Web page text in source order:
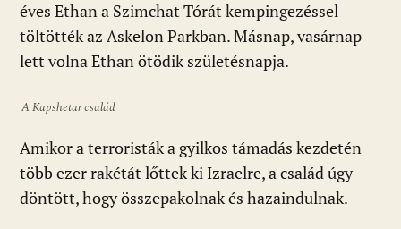
éves Ethan a Szimchat Tórát kempingezéssel
töltötték az Askelon Parkban. Másnap, vasárnap
lett volna Ethan ötödik születésnapja.
A Kapshetar család
Amikor a terroristák a gyilkos támadás kezdetén
több ezer rakétát lőttek ki Izraelre, a család úgy
döntött, hogy összepakolnak és hazaindulnak.